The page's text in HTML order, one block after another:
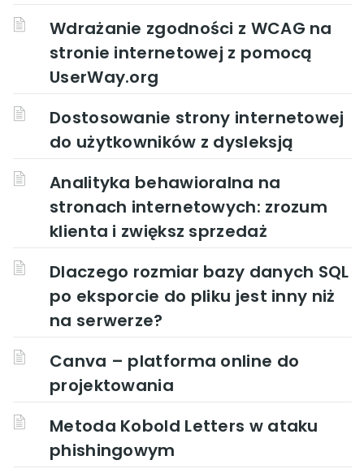
Wdrażanie zgodności z WCAG na
stronie internetowej z pomocą
UserWay.org
Dostosowanie strony internetowej
do użytkowników z dysleksją
Analityka behawioralna na
stronach internetowych: zrozum
klienta i zwiększ sprzedaż
Dlaczego rozmiar bazy danych SQL
po eksporcie do pliku jest inny niż
na serwerze?
Canva – platforma online do
projektowania
Metoda Kobold Letters w ataku
phishingowym